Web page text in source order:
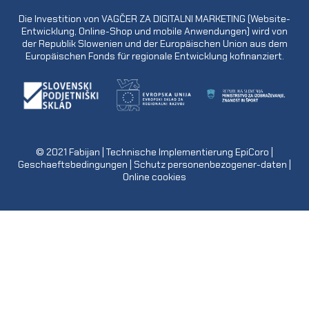
Die Investition von VAGČER ZA DIGITALNI MARKETING (Website-
Entwicklung, Online-Shop und mobile Anwendungen) wird von
der Republik Slowenien und der Europäischen Union aus dem
Europäischen Fonds für regionale Entwicklung kofinanziert.
© 2021 Fabijan | Technische Implementierung EpiCoro
Geschaeftsbedingungen Schutz personenbezogener-daten
Online cookies